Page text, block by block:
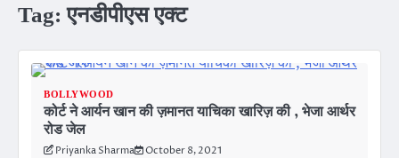
Tag:एनडीपीएस एक्ट
BOLLYWOOD
कोर्ट ने आर्यन खान की ज़मानत याचिका खारिज़ की , भेजा आर्थर
रोड जेल
Priyanka Sharma October 8, 2021